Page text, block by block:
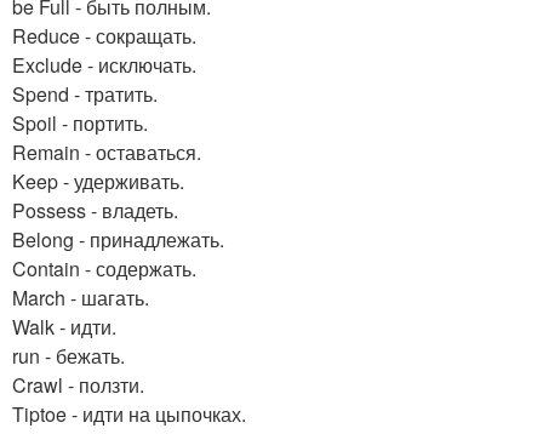
be Full - быть полным.
Reduce - сокращать.
Exclude - исключать.
Spend - тратить.
Spoil - портить.
Remain - оставаться.
Keep - удерживать.
Possess - владеть.
Belong - принадлежать.
Contain - содержать.
March - шагать.
Walk - идти.
run - бежать.
Crawl - ползти.
Tiptoe - идти на цыпочках.